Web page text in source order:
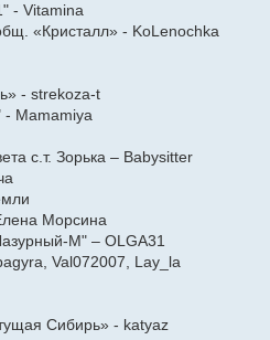
- Vitamina
«Кристалл» - KoLenochka
- strekoza-t
- Mamamiya
с.т. Зорька – Babysitter
Морсина
М" – OLGA31
Val072007, Lay_la
Сибирь» - katyaz